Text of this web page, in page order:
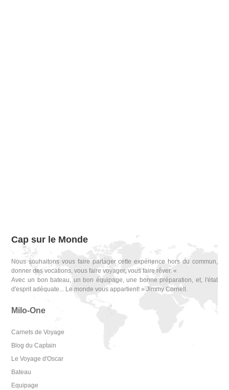
Cap sur le Monde
Nous souhaitons vous faire partager cette expérience hors du commun,
donner des vocations, vous faire voyager, vous faire rêver. «
Avec un bon bateau, un bon équipage, une bonne préparation, et, l'état
d'esprit adéquate... Le monde vous appartient! » Jimmy Cornell.
Milo-One
Carnets de Voyage
Blog du Captain
Le Voyage d'Oscar
Bateau
Equipage